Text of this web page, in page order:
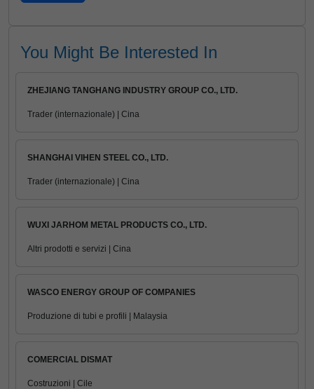
You Might Be Interested In
ZHEJIANG TANGHANG INDUSTRY GROUP CO., LTD.
Trader (internazionale) | Cina
SHANGHAI VIHEN STEEL CO., LTD.
Trader (internazionale) | Cina
WUXI JARHOM METAL PRODUCTS CO., LTD.
Altri prodotti e servizi | Cina
WASCO ENERGY GROUP OF COMPANIES
Produzione di tubi e profili | Malaysia
COMERCIAL DISMAT
Costruzioni | Cile